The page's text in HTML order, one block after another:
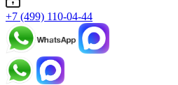
+7 (499) 110-04-44